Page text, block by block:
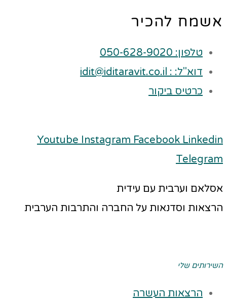
אשמח להכיר
טלפון: 050-628-9020
דוא"ל: : idit@iditaravit.co.il
כרטיס ביקור
Youtube Instagram Facebook Linkedin
Telegram
אסלאם וערבית עם עידית
הרצאות וסדנאות על החברה והתרבות הערבית
השירותים שלי
הרצאות העשרה